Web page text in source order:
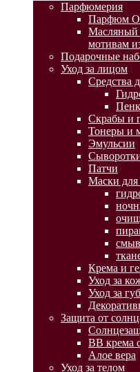
Парфюмерия
Парфюм
Масляный
мотивам
Подарочные
Уход за лицом
Средства
Скрабы и
Тонеры и
Эмульсии
Патчи
Маски для
Крема и
Уход за
Уход за
Защита от
BB крема
Алое вера
Уход за телом